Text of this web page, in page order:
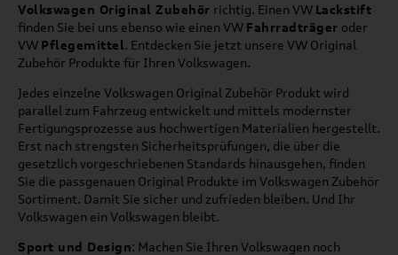
Volkswagen Original Zubehör richtig. Einen VW Lackstift
finden Sie bei uns ebenso wie einen VW Fahrradträger oder
VW Pflegemittel. Entdecken Sie jetzt unsere VW Original
Zubehör Produkte für Ihren Volkswagen.
Jedes einzelne Volkswagen Original Zubehör Produkt wird
parallel zum Fahrzeug entwickelt und mittels modernster
Fertigungsprozesse aus hochwertigen Materialien hergestellt.
Erst nach strengsten Sicherheitsprüfungen, die über die
gesetzlich vorgeschriebenen Standards hinausgehen, finden
Sie die passgenauen Original Produkte im Volkswagen Zubehör
Sortiment. Damit Sie sicher und zufrieden bleiben. Und Ihr
Volkswagen ein Volkswagen bleibt.
Sport und Design: Machen Sie Ihren Volkswagen noch